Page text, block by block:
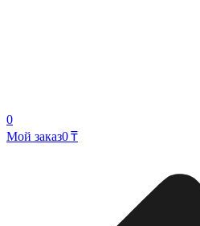
0
Мой заказ0 ₸